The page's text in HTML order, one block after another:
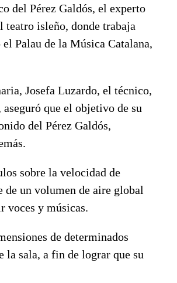
del Pérez Galdós, el experto
teatro isleño, donde trabaja
Palau de la Música Catalana,
Josefa Luzardo, el técnico,
que el objetivo de su
del Pérez Galdós,
sobre la velocidad de
un volumen de aire global
voces y músicas.
de determinados
la sala, a fin de lograr que su